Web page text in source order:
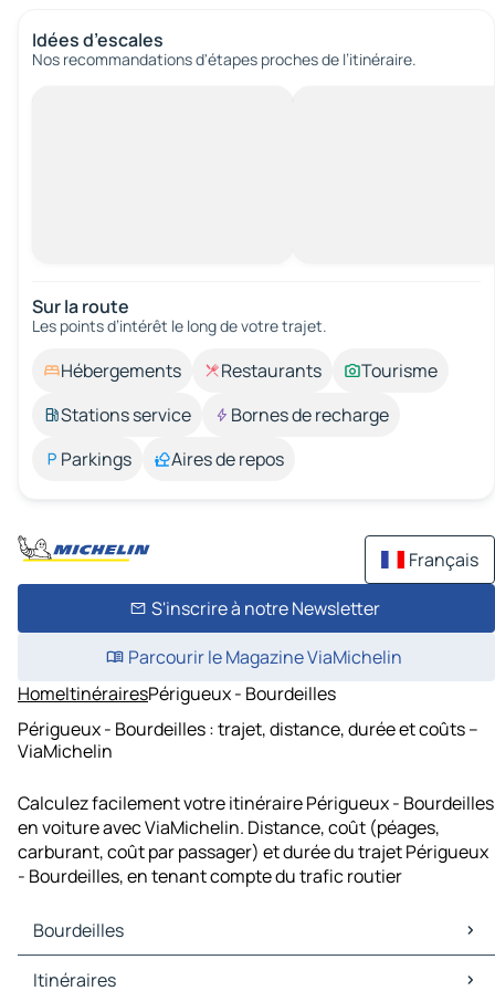
Idées d’escales
Nos recommandations d'étapes proches de l’itinéraire.
Sur la route
Les points d’intérêt le long de votre trajet.
Hébergements Restaurants
Tourisme
Stations service
Bornes de recharge
Parkings
Aires de repos
Français
S'inscrire à notre Newsletter
Parcourir le Magazine ViaMichelin
HomeItinérairesPérigueux - Bourdeilles
Périgueux - Bourdeilles : trajet, distance, durée et coûts –
ViaMichelin
Calculez facilement votre itinéraire Périgueux - Bourdeilles
en voiture avec ViaMichelin. Distance, coût (péages,
carburant, coût par passager) et durée du trajet Périgueux
- Bourdeilles, en tenant compte du trafic routier
Bourdeilles
Bourdeilles Cartes et plans
Itinéraires